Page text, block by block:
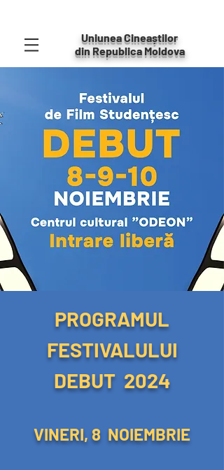
Uniunea Cineaștilor
din Republica Moldova
PROGRAMUL
FESTIVALULUI
DEBUT 2024
VINERI, 8 NOIEMBRIE